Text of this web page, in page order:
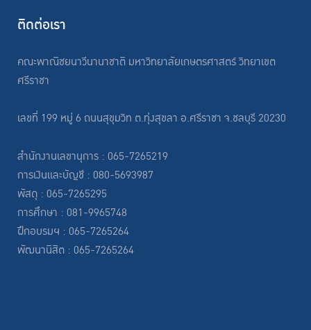
ติดต่อเรา
คณะพาณิชยนาวีนานาชาติ มหาวิทยาลัยเกษตรศาสตร์ วิทยาเขต
ศรีราชา
เลขที่ 199 หมู่ 6 ถนนสุขุมวิท ต.ทุ่งสุขลา อ.ศรีราชา จ.ชลบุรี 20230
สำนักงานเลขานุการ : 065-7265219
การเงินและบัญชี : 080-5693987
พัสดุ : 065-7265295
การศึกษา : 081-9965748
ฝึกอบรมฯ : 065-7265264
พัฒนานิสิต : 065-7265264